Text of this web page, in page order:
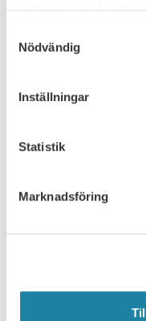
Nödvändig
Inställningar
Statistik
Marknadsföring
Åsa Burman
Anna Asratian
Peter Nyström